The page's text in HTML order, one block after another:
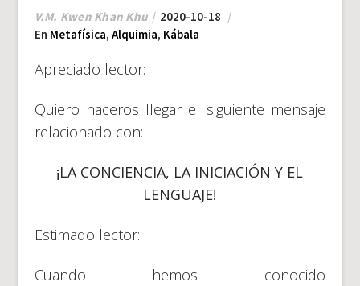
V.M. Kwen Khan Khu
2020-10-18
En Metafísica, Alquimia, Kábala
Apreciado lector:
Quiero haceros llegar el siguiente mensaje
relacionado con:
¡LA CONCIENCIA, LA INICIACIÓN Y EL
LENGUAJE!
Estimado lector:
Cuando hemos conocido